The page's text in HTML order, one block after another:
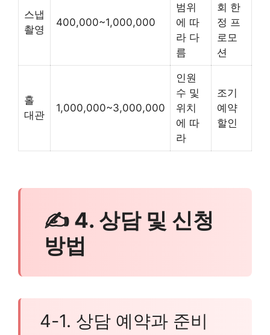
스냅
촬영
400,000~1,000,000
범위
에 따
라 다
름
회 한
정 프
로모
션
홀
대관
1,000,000~3,000,000
인원
수 및
위치
에 따
라
조기
예약
할인
✍ 4. 상담 및 신청
방법
4-1. 상담 예약과 준비